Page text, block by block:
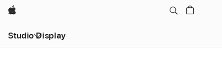
Apple
Studio Display